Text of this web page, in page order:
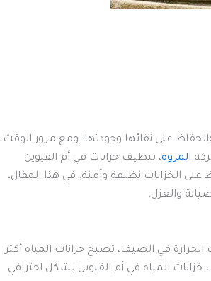
على نقائها وجودتها. ومع مرور الوقت،
المروة، تنظيف خزانات في أم القيوين
الخزانات نظيفة وآمنة. في هذا المقال،
والعزل.
في الصيف، تصبح خزانات المياه أكثر
المياه في أم القيوين بشكل احترافي